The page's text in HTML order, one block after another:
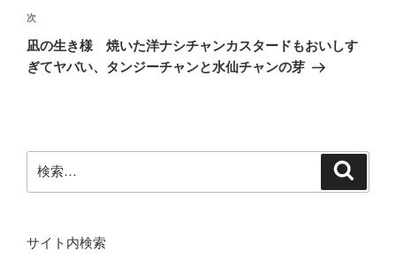
ゲ
ー
シ
次
の
投
次
凪の生き様 焼いた洋ナシチャンカスタードもおいしす
ぎてヤバい、タンジーチャンと水仙チャンの芽
索:
サイト内検索